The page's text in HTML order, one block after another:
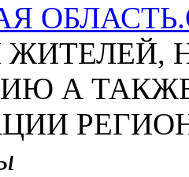
ЖИТЕЛЕЙ,
А